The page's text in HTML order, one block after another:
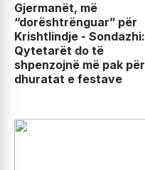
Gjermanët, më
“dorështrënguar” për
Krishtlindje - Sondazhi:
Qytetarët do të
shpenzojnë më pak për
dhuratat e festave